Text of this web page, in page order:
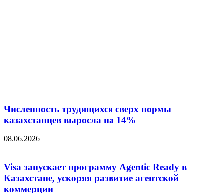
Численность трудящихся сверх нормы
казахстанцев выросла на 14%
08.06.2026
Visa запускает программу Agentic Ready в
Казахстане, ускоряя развитие агентской
коммерции